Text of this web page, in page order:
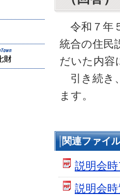
生涯学習
八千代町の文化財
令和７年
統合の住民
だいた内容
引き続き
ます。
関連ファイ
説明会
説明会